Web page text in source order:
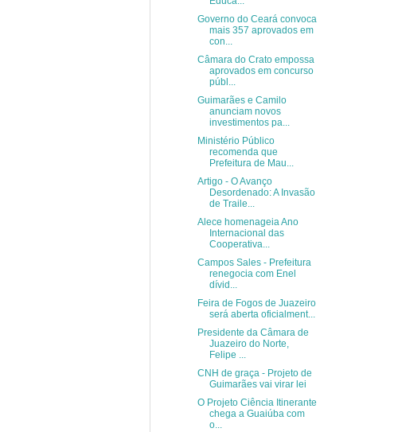
Governo do Ceará convoca
mais 357 aprovados em
con...
Câmara do Crato empossa
aprovados em concurso
públ...
Guimarães e Camilo
anunciam novos
investimentos pa...
Ministério Público
recomenda que
Prefeitura de Mau...
Artigo - O Avanço
Desordenado: A Invasão
de Traile...
Alece homenageia Ano
Internacional das
Cooperativa...
Campos Sales - Prefeitura
renegocia com Enel
dívid...
Feira de Fogos de Juazeiro
será aberta oficialment...
Presidente da Câmara de
Juazeiro do Norte,
Felipe ...
CNH de graça - Projeto de
Guimarães vai virar lei
O Projeto Ciência Itinerante
chega a Guaiúba com
o...